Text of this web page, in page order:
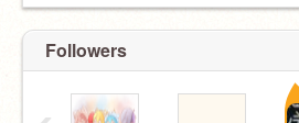
Followers